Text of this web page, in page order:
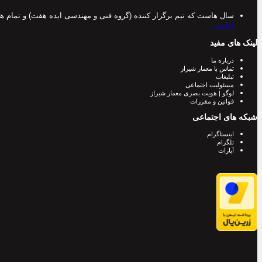
سال هاست که تیم برگزار کننده (گروه فنی و مهندسی ایده هفت) و
ادامه ..
لینک های مفید
درباره ما
تماس با معمار شیراز
تبلیغات
مسئولیت اجتماعی
لوگو | هویت بصری معمار شیراز
قوانین و مقررات
شبکه های اجتماعی
اینستاگرام
تلگرام
آپارات